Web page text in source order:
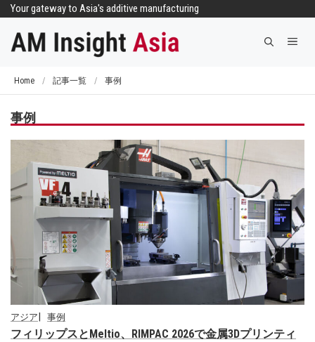
へ
Your gateway to Asia's additive manufacturing
メ
Home / 記事一覧 / 事例
事例
アジア 事例
フィリップスとMeltio、RIMPAC 2026で金属3Dプリンティ